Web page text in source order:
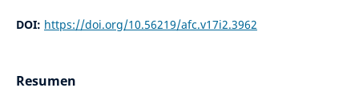
DOI: https://doi.org/10.56219/afc.v17i2.3962
Resumen